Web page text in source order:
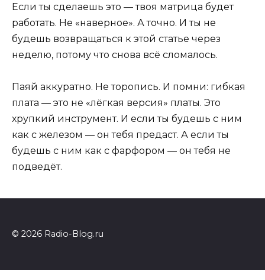
Если ты сделаешь это — твоя матрица будет
работать. Не «наверное». А точно. И ты не
будешь возвращаться к этой статье через
неделю, потому что снова всё сломалось.
Паяй аккуратно. Не торопись. И помни: гибкая
плата — это не «лёгкая версия» платы. Это
хрупкий инструмент. И если ты будешь с ним
как с железом — он тебя предаст. А если ты
будешь с ним как с фарфором — он тебя не
подведёт.
© 2026 Radio-Blog.ru